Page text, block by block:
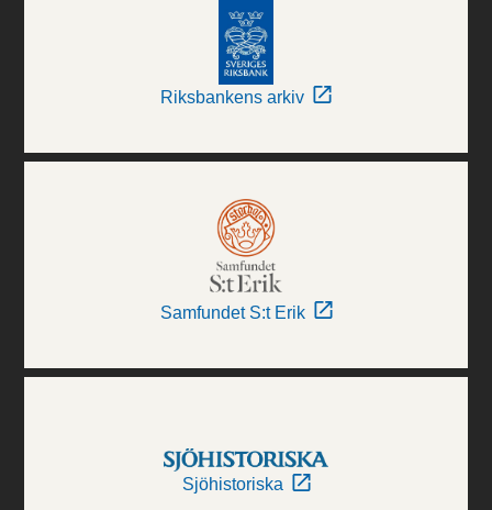
Riksbankens arkiv
Samfundet S:t Erik
Sjöhistoriska